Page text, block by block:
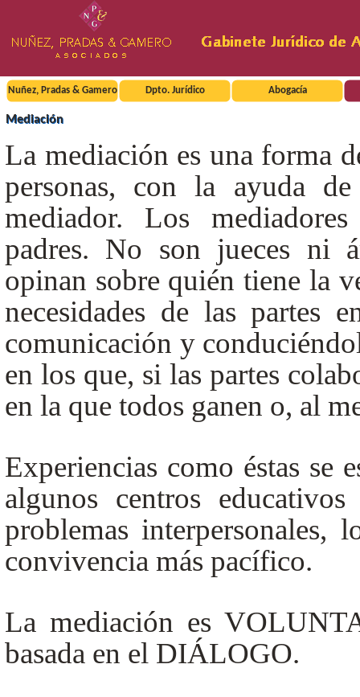
Nuñez, Pradas & Gamero Dpto. Jurídico Abogacía
Mediación
La mediación es una forma
personas, con la ayuda
mediador. Los
padres. No son jueces ni
opinan sobre quién tiene la
necesidades de las partes
comunicación y
en los que, si las partes
en la que todos ganen o, al
Experiencias como éstas se
algunos centros
problemas interpersonales,
convivencia más pacífico.
La mediación es
basada en el DIÁLOGO.